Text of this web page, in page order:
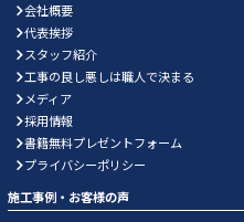
会社概要
代表挨拶
スタッフ紹介
工事の良し悪しは職人で決まる
メディア
採用情報
書籍無料プレゼントフォーム
プライバシーポリシー
施工事例・お客様の声